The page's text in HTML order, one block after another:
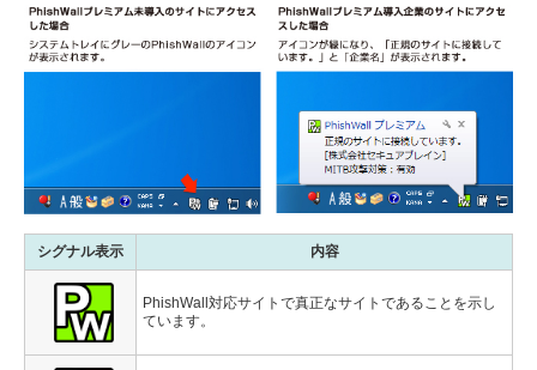
シグナル表示 内容
PhishWall対応サイトで真正なサイトであることを示し
ています。